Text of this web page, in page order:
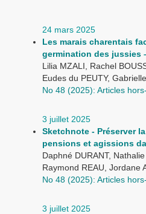
24 mars 2025
Les marais charentais
germination des jussies
Lilia MZALI, Rachel
Eudes du PEUTY,
No 48 (2025): Articles
3 juillet 2025
Sketchnote - Préserver
pensions et agissions
Daphné DURANT,
Raymond REAU, Jordane
No 48 (2025): Articles
3 juillet 2025